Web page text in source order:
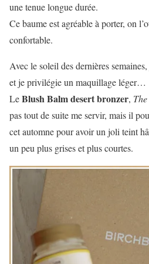
une tenue longue durée.
Ce baume est agréable à porter, on
confortable.
Avec le soleil des dernières
et je privilégie un maquillage léger…
LeBlush Balm desert bronzer,
pas tout de suite me servir, mais il
cet automne pour avoir un joli teint
un peu plus grises et plus courtes.